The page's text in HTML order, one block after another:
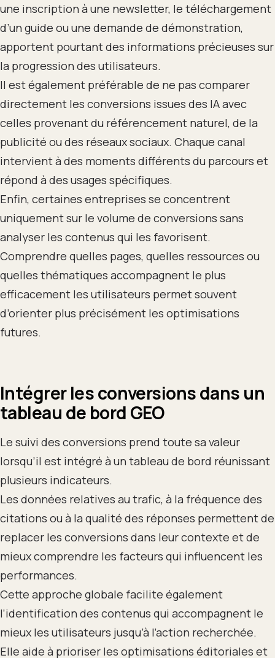
une inscription à une newsletter, le téléchargement
d’un guide ou une demande de démonstration,
apportent pourtant des informations précieuses sur
la progression des utilisateurs.
Il est également préférable de ne pas comparer
directement les conversions issues des IA avec
celles provenant du référencement naturel, de la
publicité ou des réseaux sociaux. Chaque canal
intervient à des moments différents du parcours et
répond à des usages spécifiques.
Enfin, certaines entreprises se concentrent
uniquement sur le volume de conversions sans
analyser les contenus qui les favorisent.
Comprendre quelles pages, quelles ressources ou
quelles thématiques accompagnent le plus
efficacement les utilisateurs permet souvent
d’orienter plus précisément les optimisations
futures.
Intégrer les conversions dans un
tableau de bord GEO
Le suivi des conversions prend toute sa valeur
lorsqu’il est intégré à un tableau de bord réunissant
plusieurs indicateurs.
Les données relatives au trafic, à la fréquence des
citations ou à la qualité des réponses permettent de
replacer les conversions dans leur contexte et de
mieux comprendre les facteurs qui influencent les
performances.
Cette approche globale facilite également
l’identification des contenus qui accompagnent le
mieux les utilisateurs jusqu’à l’action recherchée.
Elle aide à prioriser les optimisations éditoriales et